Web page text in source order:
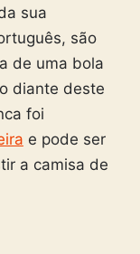
sua
são
de uma bola
diante deste
foi
e pode ser
a camisa de